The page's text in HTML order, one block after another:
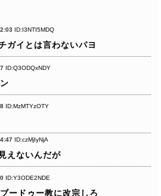
ID:I3NTI5MDQ
ガイとは言わないパヨ
ID:Q3ODQxNDY
ID:MzMTYzOTY
ID:czMjIyNjA
えないんだが
ID:Y3ODE2NDE
ードゥー教に改宗しろ